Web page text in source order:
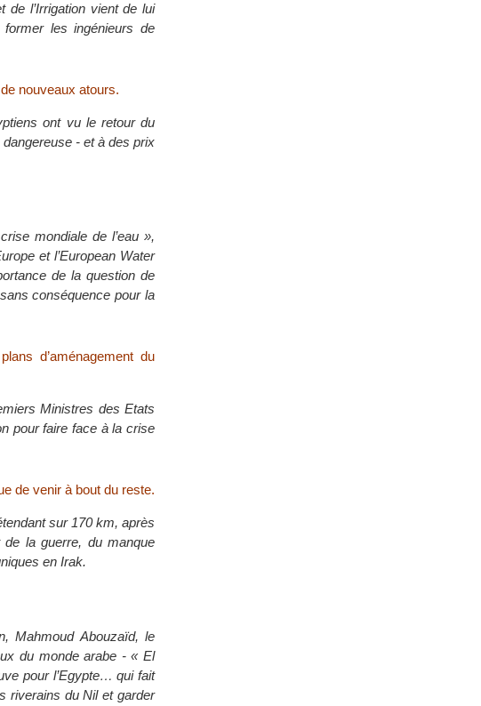
l’Irrigation vient de lui
les ingénieurs de
nouveaux atours.
ont vu le retour du
dangereuse - et à des prix
mondiale de l’eau »,
et l’European Water
de la question de
conséquence pour la
d’aménagement du
Ministres des Etats
pour faire face à la crise
de venir à bout du reste.
sur 170 km, après
la guerre, du manque
en Irak.
Mahmoud Abouzaïd, le
du monde arabe - « El
pour l’Egypte… qui fait
riverains du Nil et garder